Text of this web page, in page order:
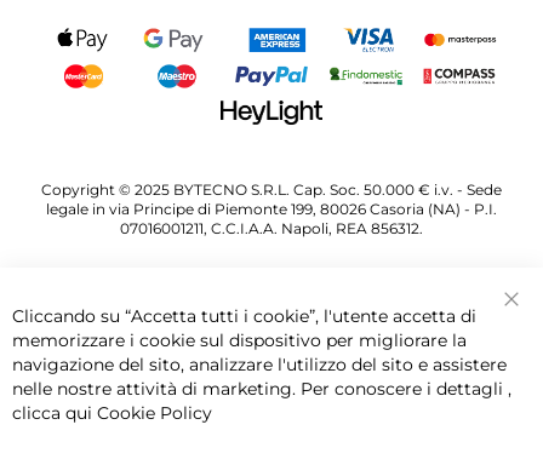
Copyright © 2025 BYTECNO S.R.L. Cap. Soc. 50.000 € i.v. - Sede
legale in via Principe di Piemonte 199, 80026 Casoria (NA) - P.I.
07016001211, C.C.I.A.A. Napoli, REA 856312.
Cliccando su “Accetta tutti i cookie”, l'utente accetta di
memorizzare i cookie sul dispositivo per migliorare la
navigazione del sito, analizzare l'utilizzo del sito e assistere
nelle nostre attività di marketing. Per conoscere i dettagli ,
clicca qui Cookie Policy